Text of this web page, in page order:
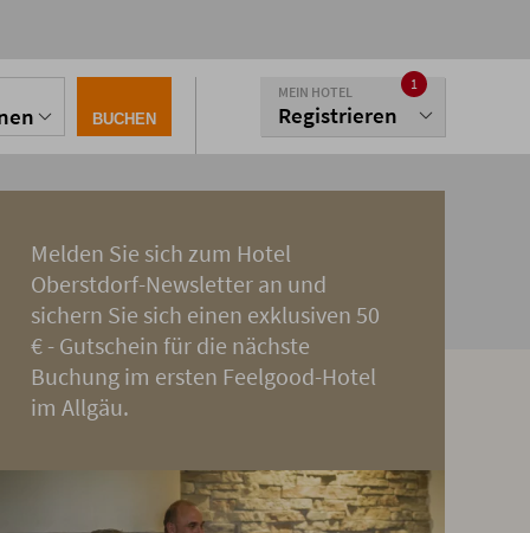
BUCHEN
MEIN HOTEL
Registrieren
1
Melden Sie sich zum Hotel
Oberstdorf-Newsletter an und
sichern Sie sich einen exklusiven 50
€ - Gutschein für die nächste
Buchung im ersten Feelgood-Hotel
im Allgäu.